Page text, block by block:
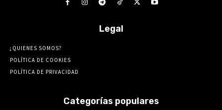
Legal
¿QUIENES SOMOS?
POLÍTICA DE COOKIES
POLÍTICA DE PRIVACIDAD
Categorías populares